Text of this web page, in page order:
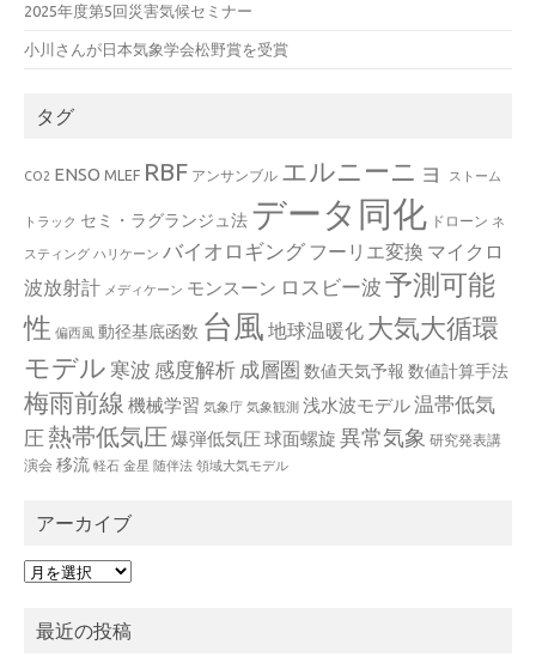
2025年度第5回災害気候セミナー
小川さんが日本気象学会松野賞を受賞
タグ
CO2 ENSO MLEF RBF アンサンブル エルニーニョ ストーム
トラック セミ・ラグランジュ法 データ同化 ドローン ネ
スティング ハリケーン バイオロギング フーリエ変換 マイクロ
波放射計 メディケーン モンスーン ロスビー波 予測可能
性 偏西風 動径基底函数 台風 地球温暖化 大気大循環
モデル 寒波 感度解析 成層圏 数値天気予報 数値計算手法
梅雨前線 機械学習 気象庁 気象観測 浅水波モデル温帯低気
圧 熱帯低気圧爆弾低気圧球面螺旋 異常気象 研究発表講
演会 移流 軽石 金星 随伴法 領域大気モデル
アーカイブ
ア
イ最近の投稿